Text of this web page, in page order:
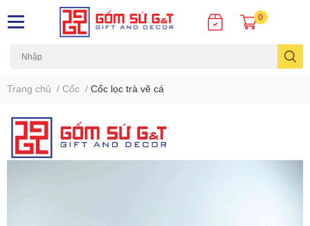
0
Trang chủ / Cốc / Cốc lọc trà vẽ cá